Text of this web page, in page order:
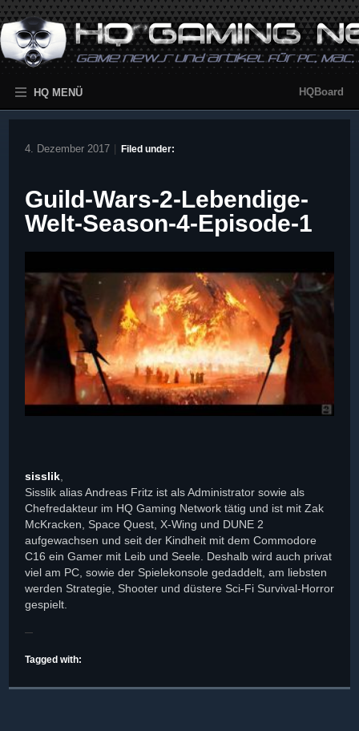
HQ MENÜ HQBoard
4. Dezember 2017 Filed under:
Guild-Wars-2-Lebendige-
Welt-Season-4-Episode-1
sisslik
Sisslik alias Andreas Fritz ist als Administrator sowie als
Chefredakteur im HQ Gaming Network tätig und ist mit Zak
McKracken, Space Quest, X-Wing und DUNE 2
aufgewachsen und seit der Kindheit mit dem Commodore
C16 ein Gamer mit Leib und Seele. Deshalb wird auch privat
viel am PC, sowie der Spielekonsole gedaddelt, am liebsten
werden Strategie, Shooter und düstere Sci-Fi Survival-Horror
gespielt.
Tagged with: